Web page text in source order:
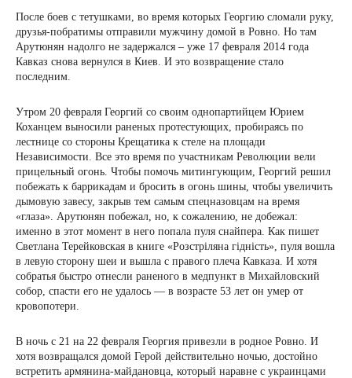
После боев с тетушками, во время которых Георгию сломали руку,
друзья-побратимы отправили мужчину домой в Ровно. Но там
Арутюнян надолго не задержался – уже 17 февраля 2014 года
Кавказ снова вернулся в Киев. И это возвращение стало
последним.
Утром 20 февраля Георгий со своим однопартийцем Юрием
Коханцем выносили раненых протестующих, пробираясь по
лестнице со стороны Крещатика к стеле на площади
Независимости. Все это время по участникам Революции вели
прицельный огонь. Чтобы помочь митингующим, Георгий решил
побежать к баррикадам и бросить в огонь шины, чтобы увеличить
дымовую завесу, закрыв тем самым спецназовцам на время
«глаза». Арутюнян побежал, но, к сожалению, не добежал:
именно в этот момент в него попала пуля снайпера. Как пишет
Светлана Терейковская в книге «Розстріляна гідність», пуля вошла
в левую сторону шеи и вышла с правого плеча Кавказа. И хотя
собратья быстро отнесли раненого в медпункт в Михайловский
собор, спасти его не удалось — в возрасте 53 лет он умер от
кровопотери.
В ночь с 21 на 22 февраля Георгия привезли в родное Ровно. И
хотя возвращался домой Герой действительно ночью, достойно
встретить армянина-майдановца, который наравне с украинцами